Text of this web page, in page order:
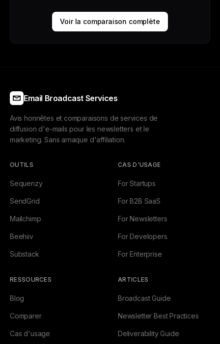
Voir la comparaison complète
Email Broadcast Services
Avis honnêtes et comparaisons de services de
diffusion d'e-mails pour les newsletters et le
marketing. Sans arnaque d'affiliation.
OUTILS
Sequenzy
SendGrid
Mailchimp
Beehiiv
Substack
CAS D'USAGE
For Startups
For B2B SaaS
For Newsletters
For Developers
For Enterprise
RESSOURCES
Blog
Comparer
Cas d'usage
ARTICLES
Broadcast Guide
Newsletter Best Practices
Deliverability Guide